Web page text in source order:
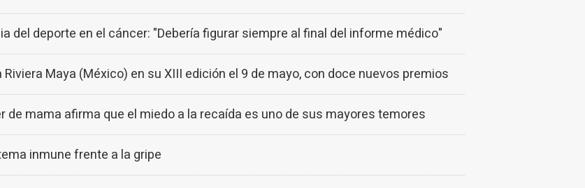
del deporte en el cáncer: "Debería figurar siempre al final del informe médico"
Maya (México) en su XIII edición el 9 de mayo, con doce nuevos premios
de mama afirma que el miedo a la recaída es uno de sus mayores temores
inmune frente a la gripe